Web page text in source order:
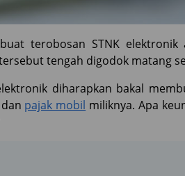
terobosan STNK
tengah digodok matang
diharapkan bakal
pajak mobil miliknya. Apa